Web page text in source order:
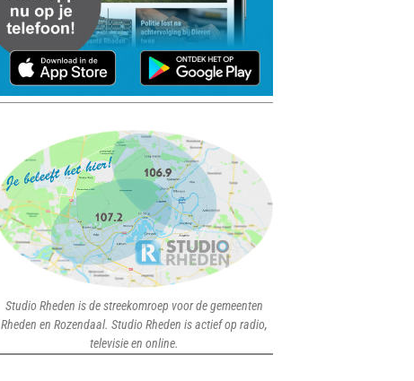
Studio Rheden is de streekomroep voor de gemeenten
Rheden en Rozendaal. Studio Rheden is actief op radio,
televisie en online.